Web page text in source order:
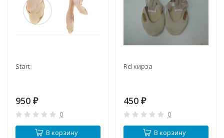
Start
950 ₽
0
В корзину
Rcl кирза
450 ₽
0
В корзину